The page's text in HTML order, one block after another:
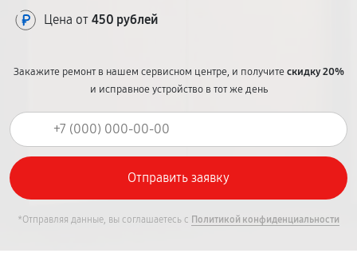
Цена от 450 рублей
Закажите ремонт в нашем сервисном центре, и получитескидку 20%
и исправное устройство в тот же день
*Отправляя данные, вы соглашаетесь с Политикой конфиденциальности